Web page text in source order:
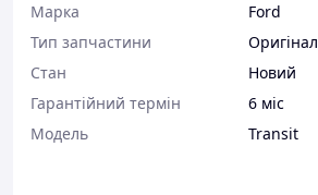
Марка
Ford
Тип запчастини
Оригінал
Стан
Новий
Гарантійний термін
6 міс
Модель
Transit